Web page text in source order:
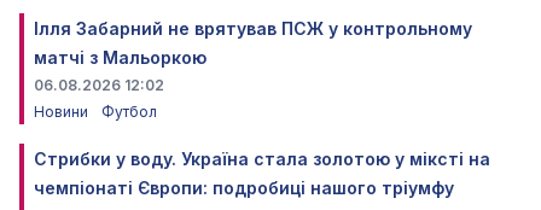
Ілля Забарний не врятував ПСЖ у контрольному
матчі з Мальоркою
06.08.2026 12:02
Новини
Футбол
Стрибки у воду. Україна стала золотою у міксті на
чемпіонаті Європи: подробиці нашого тріумфу